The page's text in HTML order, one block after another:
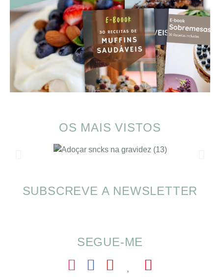
OS MAIS VISTOS
Alimentação nas férias com SOMP
SUBSCREVE A NEWSLETTER
SEGUE-ME